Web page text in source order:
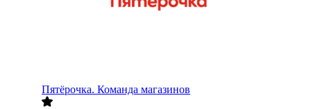
Пятёрочка. Команда магазинов